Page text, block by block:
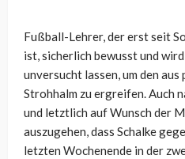
Fußball-Lehrer, der erst seit
ist, sicherlich bewusst und
unversucht lassen, um den
Strohhalm zu ergreifen. Auch
und letztlich auf Wunsch der
auszugehen, dass Schalke
letzten Wochenende in der